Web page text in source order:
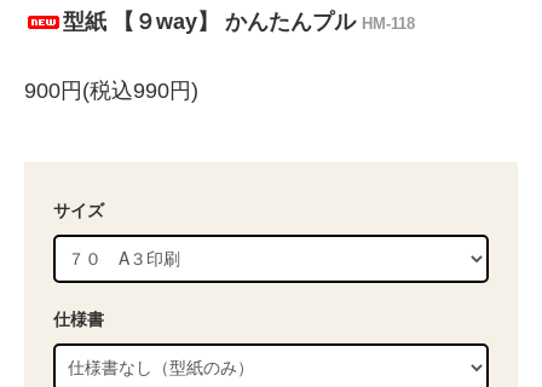
型紙 【９way】 かんたんプル HM-118
900円(税込990円)
サイズ
仕様書